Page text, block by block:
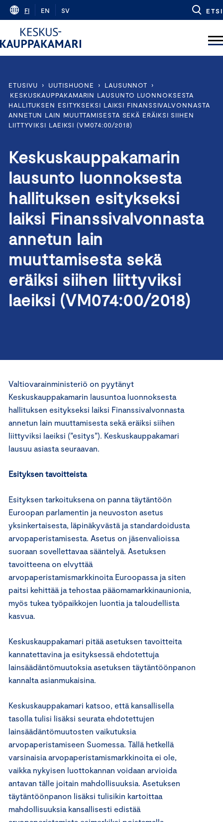
Skip
content
FI EN SV ETSI
ETUSIVU › UUTISHUONE › LAUSUNNOT
›
KESKUSKAUPPAKAMARIN LAUSUNTO LUONNOKSESTA
HALLITUKSEN ESITYKSEKSI LAIKSI FINANSSIVALVONNASTA
ANNETUN LAIN MUUTTAMISESTA SEKÄ ERÄIKSI SIIHEN
LIITTYVIKSI LAEIKSI (VM074:00/2018)
Keskuskauppakamarin
lausunto luonnoksesta
hallituksen esitykseksi
laiksi Finanssivalvonnasta
annetun lain
muuttamisesta sekä
eräiksi siihen liittyviksi
laeiksi (VM074:00/2018)
Valtiovarainministeriö on pyytänyt
Keskuskauppakamarin lausuntoa luonnoksesta
hallituksen esitykseksi laiksi Finanssivalvonnasta
annetun lain muuttamisesta sekä eräiksi siihen
liittyviksi laeiksi (”esitys”). Keskuskauppakamari
lausuu asiasta seuraavan.
Esityksen tavoitteista
Esityksen tarkoituksena on panna täytäntöön
Euroopan parlamentin ja neuvoston asetus
yksinkertaisesta, läpinäkyvästä ja standardoidusta
arvopaperistamisesta. Asetus on jäsenvalioissa
suoraan sovellettavaa sääntelyä. Asetuksen
tavoitteena on elvyttää
arvopaperistamismarkkinoita Euroopassa ja siten
paitsi kehittää ja tehostaa pääomamarkkinaunionia,
myös tukea työpaikkojen luontia ja taloudellista
kasvua.
Keskuskauppakamari pitää asetuksen tavoitteita
kannatettavina ja esityksessä ehdotettuja
lainsäädäntömuutoksia asetuksen täytäntöönpanon
kannalta asianmukaisina.
Keskuskauppakamari katsoo, että kansallisella
tasolla tulisi lisäksi seurata ehdotettujen
lainsäädäntömuutosten vaikutuksia
arvopaperistamiseen Suomessa. Tällä hetkellä
varsinaisia arvopaperistamismarkkinoita ei ole,
vaikka nykyisen luottokannan voidaan arvioida
antavan tälle joitain mahdollisuuksia. Asetuksen
täytäntöönpanon lisäksi tulisikin kartoittaa
mahdollisuuksia kansallisesti edistää